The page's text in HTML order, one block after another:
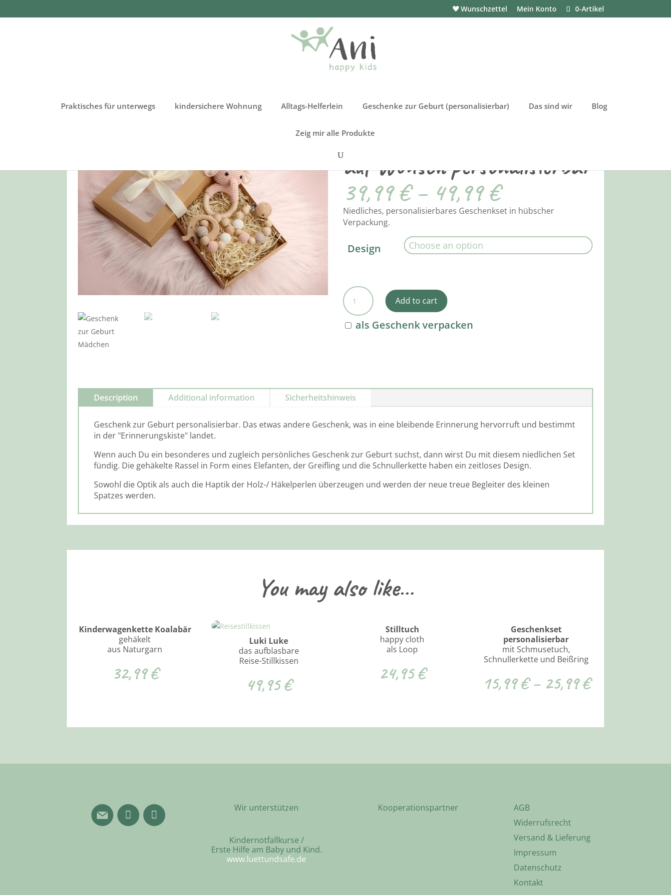
Wunschzettel Mein Konto 0-Artikel
Praktisches für unterwegs kindersichere Wohnung Alltags-Helferlein Geschenke zur Geburt (personalisierbar) Das sind wir Blog
Zeig mir alle ProdukteGeschenkset gehäkelt
auf Wunsch personalisierbar
39,99€– 49,99€
Niedliches, personalisierbares Geschenkset in hübscher
Verpackung.
Design
Geschenkset
gehäkelt
in
rosa
Add to cart
als Geschenk verpacken
Description Additional information Sicherheitshinweis
Geschenk zur Geburt personalisierbar. Das etwas andere Geschenk, was in eine bleibende Erinnerung hervorruft und bestimmt
in der "Erinnerungskiste" landet.
Wenn auch Du ein besonderes und zugleich persönliches Geschenk zur Geburt suchst, dann wirst Du mit diesem niedlichen Set
fündig. Die gehäkelte Rassel in Form eines Elefanten, der Greifling und die Schnullerkette haben ein zeitloses Design.
Sowohl die Optik als auch die Haptik der Holz-/ Häkelperlen überzeugen und werden der neue treue Begleiter des kleinen
Spatzes werden.
You may also like…
Kinderwagenkette Koalabär
gehäkelt
aus Naturgarn
32,99€
Luki Luke
das aufblasbare
Reise-Stillkissen
49,95€
Stilltuch
happy cloth
als Loop
24,95€
Geschenkset
personalisierbar
mit Schmusetuch,
Schnullerkette und Beißring
15,99€– 25,99€
Wir unterstützen
Kindernotfallkurse /
Erste Hilfe am Baby und Kind.
www.luettundsafe.de
Kooperationspartner
AGB
Widerrufsrecht
Versand & Lieferung
Impressum
Datenschutz
Kontakt